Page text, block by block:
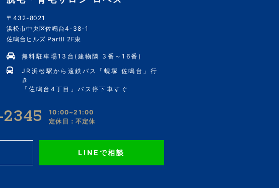
〒432-8021
浜松市中央区佐鳴台4-38-1
佐鳴台ヒルズ PartII 2F東
無料駐車場13台(建物隣 3番～16番)
JR浜松駅から遠鉄バス「蜆塚 佐鳴台」行
き
「佐鳴台4丁目」バス停下車すぐ
10:00~21:00
定休日：不定休
LINEで相談